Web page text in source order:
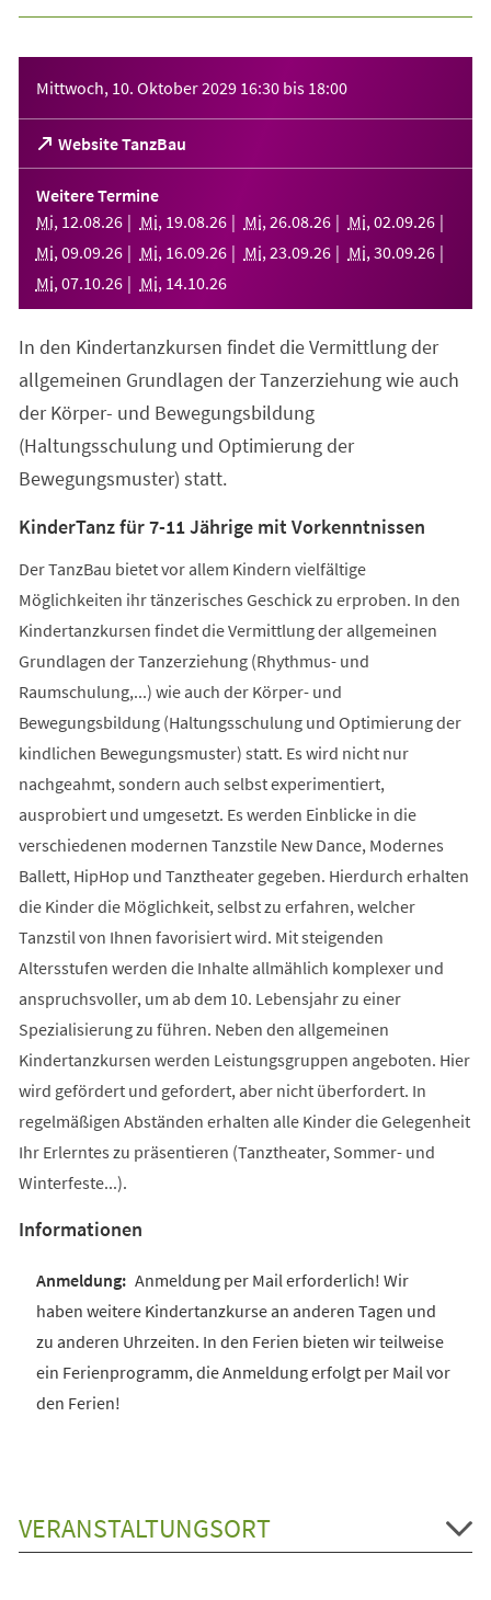
Mittwoch, 10. Oktober 2029 16:30 bis 18:00
Website TanzBau
(Öffnet
in
einem
neuen
Tab)
Weitere Termine
Mi, 12.08.26 Mi, 19.08.26 Mi, 26.08.26 Mi, 02.09.26
Mi, 09.09.26 Mi, 16.09.26 Mi, 23.09.26 Mi, 30.09.26
Mi, 07.10.26 Mi, 14.10.26
In den Kindertanzkursen findet die Vermittlung der
allgemeinen Grundlagen der Tanzerziehung wie auch
der Körper- und Bewegungsbildung
(Haltungsschulung und Optimierung der
Bewegungsmuster) statt.
KinderTanz für 7-11 Jährige mit Vorkenntnissen
Der TanzBau bietet vor allem Kindern vielfältige
Möglichkeiten ihr tänzerisches Geschick zu erproben. In den
Kindertanzkursen findet die Vermittlung der allgemeinen
Grundlagen der Tanzerziehung (Rhythmus- und
Raumschulung,...) wie auch der Körper- und
Bewegungsbildung (Haltungsschulung und Optimierung der
kindlichen Bewegungsmuster) statt. Es wird nicht nur
nachgeahmt, sondern auch selbst experimentiert,
ausprobiert und umgesetzt. Es werden Einblicke in die
verschiedenen modernen Tanzstile New Dance, Modernes
Ballett, HipHop und Tanztheater gegeben. Hierdurch erhalten
die Kinder die Möglichkeit, selbst zu erfahren, welcher
Tanzstil von Ihnen favorisiert wird. Mit steigenden
Altersstufen werden die Inhalte allmählich komplexer und
anspruchsvoller, um ab dem 10. Lebensjahr zu einer
Spezialisierung zu führen. Neben den allgemeinen
Kindertanzkursen werden Leistungsgruppen angeboten. Hier
wird gefördert und gefordert, aber nicht überfordert. In
regelmäßigen Abständen erhalten alle Kinder die Gelegenheit
Ihr Erlerntes zu präsentieren (Tanztheater, Sommer- und
Winterfeste...).
Informationen
Anmeldung per Mail erforderlich! Wir
haben weitere Kindertanzkurse an anderen Tagen und
zu anderen Uhrzeiten. In den Ferien bieten wir teilweise
ein Ferienprogramm, die Anmeldung erfolgt per Mail vor
den Ferien!
VERANSTALTUNGSORT